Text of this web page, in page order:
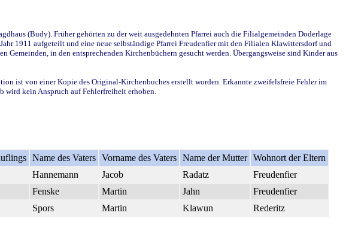
(Budy). Früher gehörten zu der weit ausgedehnten Pfarrei auch die Filialgemeinden Doderlage
1911 aufgeteilt und eine neue selbständige Pfarrei Freudenfier mit den Filialen Klawittersdorf und
in den entsprechenden Kirchenbüchern gesucht werden. Übergangsweise sind Kinder aus
ist von einer Kopie des Original-Kirchenbuches erstellt worden. Erkannte zweifelsfreie Fehler im
wird kein Anspruch auf Fehlerfreiheit erhoben.
Name des Vaters Vorname des Vaters Name der Mutter Wohnort der Eltern
Hannemann Jacob Radatz
Freudenfier
Fenske Martin Jahn
Freudenfier
Spors Martin Klawun Rederitz